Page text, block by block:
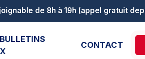
CONTACT